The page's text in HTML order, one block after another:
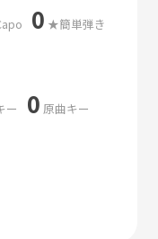
0 ★簡単弾き
ー 0 原曲キー